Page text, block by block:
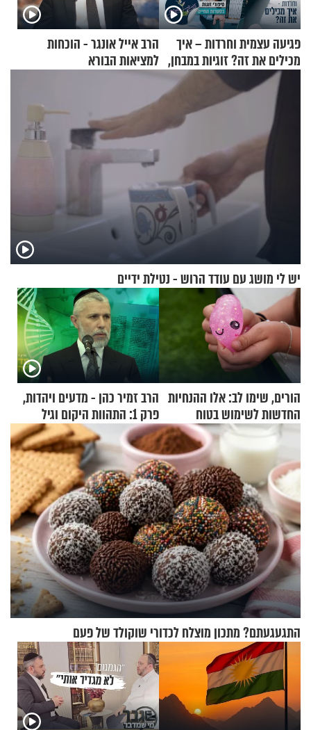
פגיעה עצמית וחרדות – איך
מכילים את זה? זוגיות במבחן,
הפעם עם יהודית ואלתר כהן
הרב אייל אונגר - הוכחות
למציאות הבורא
יש לי מושג עם עודד הרוש - נטילת ידיים
הורים, שימו לב: אלו ההנחיות
החדשות לשימוש בטוח
בסקווישי לאחר מקרי אשפוז
הרב זמיר כהן - מדעים ויהדות,
פרק 1: התהוות היקום וגיל
העולם
התגעגעתם? מתכון מוצלח לכדורי שוקולד של פעם